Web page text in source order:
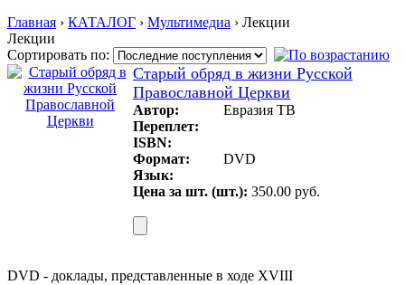
Главная › КАТАЛОГ › Мультимедиа › Лекции
Лекции
Сортировать по:
Старый обряд в жизни Русской
Православной Церкви
Автор:
Евразия ТВ
Переплет:
ISBN:
Формат:
DVD
Язык:
Цена за шт. (шт.): 350.00 руб.
DVD - доклады, представленные в ходе XVIII